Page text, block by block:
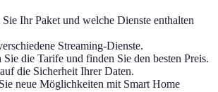
Ihr Paket und welche Dienste enthalten
Streaming-Dienste.
die Tarife und finden Sie den besten Preis.
die Sicherheit Ihrer Daten.
neue Möglichkeiten mit Smart Home